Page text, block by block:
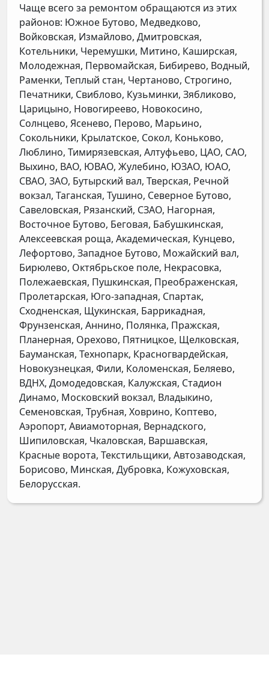
Чаще всего за ремонтом обращаются из этих
районов: Южное Бутово, Медведково,
Войковская, Измайлово, Дмитровская,
Котельники, Черемушки, Митино, Каширская,
Молодежная, Первомайская, Бибирево, Водный,
Раменки, Теплый стан, Чертаново, Строгино,
Печатники, Свиблово, Кузьминки, Зябликово,
Царицыно, Новогиреево, Новокосино,
Солнцево, Ясенево, Перово, Марьино,
Сокольники, Крылатское, Сокол, Коньково,
Люблино, Тимирязевская, Алтуфьево, ЦАО, САО,
Выхино, ВАО, ЮВАО, Жулебино, ЮЗАО, ЮАО,
СВАО, ЗАО, Бутырский вал, Тверская, Речной
вокзал, Таганская, Тушино, Северное Бутово,
Савеловская, Рязанский, СЗАО, Нагорная,
Восточное Бутово, Беговая, Бабушкинская,
Алексеевская роща, Академическая, Кунцево,
Лефортово, Западное Бутово, Можайский вал,
Бирюлево, Октябрьское поле, Некрасовка,
Полежаевская, Пушкинская, Преображенская,
Пролетарская, Юго-западная, Спартак,
Сходненская, Щукинская, Баррикадная,
Фрунзенская, Аннино, Полянка, Пражская,
Планерная, Орехово, Пятницкое, Щелковская,
Бауманская, Технопарк, Красногвардейская,
Новокузнецкая, Фили, Коломенская, Беляево,
ВДНХ, Домодедовская, Калужская, Стадион
Динамо, Московский вокзал, Владыкино,
Семеновская, Трубная, Ховрино, Коптево,
Аэропорт, Авиамоторная, Вернадского,
Шипиловская, Чкаловская, Варшавская,
Красные ворота, Текстильщики, Автозаводская,
Борисово, Минская, Дубровка, Кожуховская,
Белорусская.